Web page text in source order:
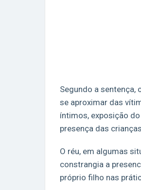
Segundo a sentença,
se aproximar das
íntimos, exposição
presença das
O réu, em algumas
constrangia a
próprio filho nas